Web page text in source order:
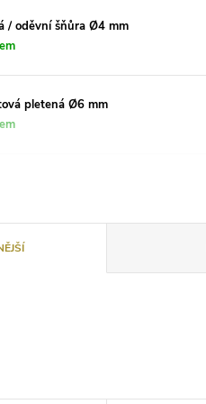
/ oděvní šňůra Ø4 mm
pletená Ø6 mm